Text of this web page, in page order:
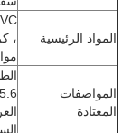
المواد الرئيسية
،
المواصفات
المعتادة
5.6 م ، 5.8 م ، 5.95 م
العرض: 5 سم
السماكة: